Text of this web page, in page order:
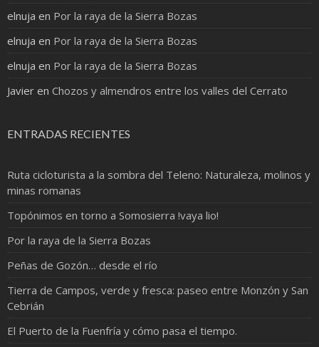
elnuja en Por la raya de la Sierra Bozas
elnuja en Por la raya de la Sierra Bozas
elnuja en Por la raya de la Sierra Bozas
Javier en Chozos y almendros entre los valles del Cerrato
ENTRADAS RECIENTES
Ruta cicloturista a la sombra del Teleno: Naturaleza, molinos y
minas romanas
Topónimos en torno a Somosierra !vaya lio!
Por la raya de la Sierra Bozas
Peñas de Gozón… desde el río
Tierra de Campos, verde y fresca: paseo entre Monzón y San
Cebrián
El Puerto de la Fuenfría y cómo pasa el tiempo.